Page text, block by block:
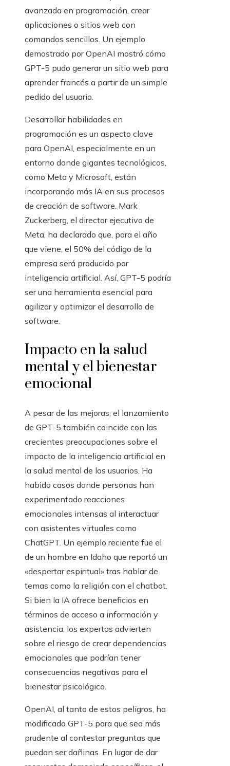
avanzada en programación, crear
aplicaciones o sitios web con
comandos sencillos. Un ejemplo
demostrado por OpenAI mostró cómo
GPT-5 pudo generar un sitio web para
aprender francés a partir de un simple
pedido del usuario.
Desarrollar habilidades en
programación es un aspecto clave
para OpenAI, especialmente en un
entorno donde gigantes tecnológicos,
como Meta y Microsoft, están
incorporando más IA en sus procesos
de creación de software. Mark
Zuckerberg, el director ejecutivo de
Meta, ha declarado que, para el año
que viene, el 50% del código de la
empresa será producido por
inteligencia artificial. Así, GPT-5 podría
ser una herramienta esencial para
agilizar y optimizar el desarrollo de
software.
Impacto en la salud
mental y el bienestar
emocional
A pesar de las mejoras, el lanzamiento
de GPT-5 también coincide con las
crecientes preocupaciones sobre el
impacto de la inteligencia artificial en
la salud mental de los usuarios. Ha
habido casos donde personas han
experimentado reacciones
emocionales intensas al interactuar
con asistentes virtuales como
ChatGPT. Un ejemplo reciente fue el
de un hombre en Idaho que reportó un
«despertar espiritual» tras hablar de
temas como la religión con el chatbot.
Si bien la IA ofrece beneficios en
términos de acceso a información y
asistencia, los expertos advierten
sobre el riesgo de crear dependencias
emocionales que podrían tener
consecuencias negativas para el
bienestar psicológico.
OpenAI, al tanto de estos peligros, ha
modificado GPT-5 para que sea más
prudente al contestar preguntas que
puedan ser dañinas. En lugar de dar